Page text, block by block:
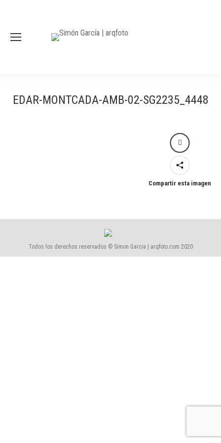
EDAR-MONTCADA-AMB-02-SG2235_4448
Compartir esta imagen
Todos los derechos reservados © Simon Garcia | arqfoto.com 2020